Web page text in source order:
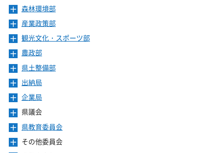
す
き
ま
す
を
開
き
ま
す
ー
を
開
き
ま
す
ニ
ュ
ー
を
開
き
ま
す
メ
ニ
ュ
ー
開
き
ま
す
森林環境部
メ
ニ
ュ
ー
を
開
き
ま
す
産業政策部
メ
ニ
ュ
ー
を
開
き
ま
す
観光文化・スポーツ部
メ
ニ
ュ
ー
を
開
き
ま
す
農政部
メ
ニ
ュ
ー
を
開
き
ま
す
県土整備部
メ
ニ
ュ
ー
を
開
き
ま
出納局
メ
ニ
ュ
ー
を
開
企業局
メ
ニ
ュ
ー
を
県議会
メ
ニ
ュ
県教育委員会
メ
その他委員会